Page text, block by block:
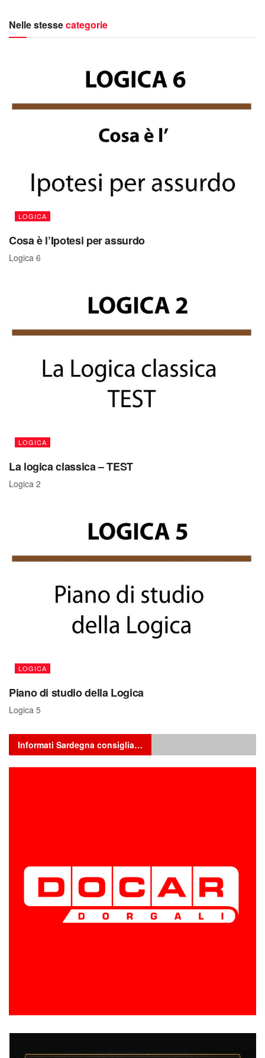
Nelle stessecategorie
LOGICA
Cosa è l’Ipotesi per assurdo
Logica 6
LOGICA
La logica classica – TEST
Logica 2
LOGICA
Piano di studio della Logica
Logica 5
Informati Sardegna consiglia…